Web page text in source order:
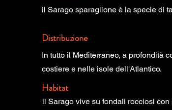
il Sarago sparaglione è la specie di
Distribuzione
In tutto il Mediterraneo, a profondità
costiere e nelle isole dell'Atlantico.
Habitat
il Sarago vive su fondali rocciosi